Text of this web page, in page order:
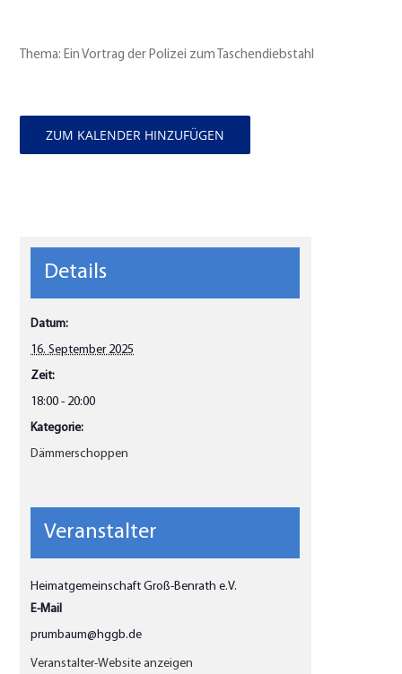
Thema: Ein Vortrag der Polizei zum Taschendiebstahl
ZUM KALENDER HINZUFÜGEN
Details
Datum:
16. September 2025
Zeit:
18:00 - 20:00
Kategorie:
Dämmerschoppen
Veranstalter
Heimatgemeinschaft Groß-Benrath e.V.
E-Mail
prumbaum@hggb.de
Veranstalter-Website anzeigen